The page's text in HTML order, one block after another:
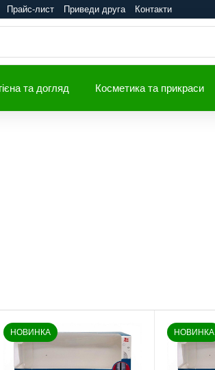
Прайс-лист Приведи друга Контакти
та догляд Косметика та прикраси
НОВИНКА НОВИНКА